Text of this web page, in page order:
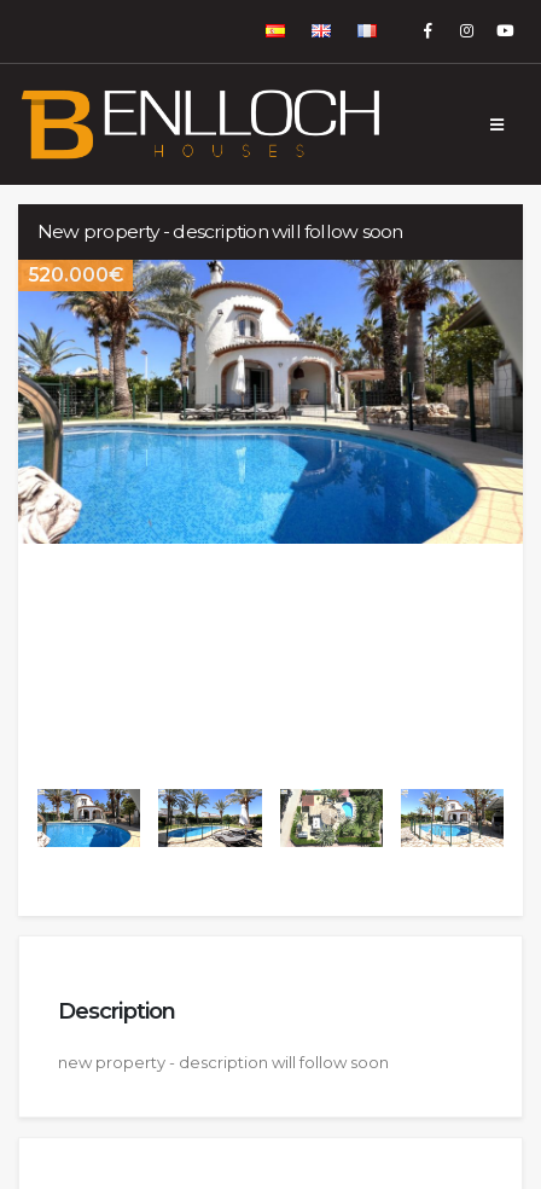
New property - description will follow soon
520.000€
Description
new property - description will follow soon